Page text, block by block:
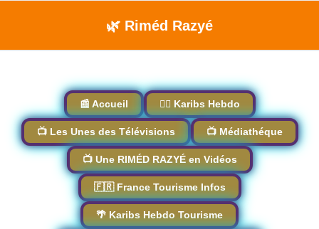
🌿 Riméd Razyé
📰 Accueil 🏴‍☠️ Karibs Hebdo
📺 Les Unes des Télévisions 📺 Médiathéque
📺 Une RIMÉD RAZYÉ en Vidéos
🇫🇷 France Tourisme Infos
🌴 Karibs Hebdo Tourisme